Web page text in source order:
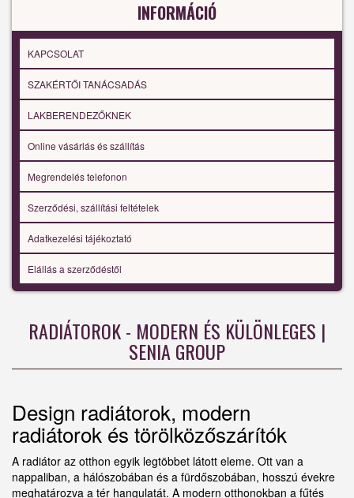
INFORMÁCIÓ
KAPCSOLAT
SZAKÉRTŐI TANÁCSADÁS
LAKBERENDEZŐKNEK
Online vásárlás és szállítás
Megrendelés telefonon
Szerződési, szállítási feltételek
Adatkezelési tájékoztató
Elállás a szerződéstől
RADIÁTOROK - MODERN ÉS KÜLÖNLEGES |
SENIA GROUP
Design radiátorok, modern
radiátorok és törölközőszárítók
A radiátor az otthon egyik legtöbbet látott eleme. Ott van a
nappaliban, a hálószobában és a fürdőszobában, hosszú évekre
meghatározva a tér hangulatát. A modern otthonokban a fűtés